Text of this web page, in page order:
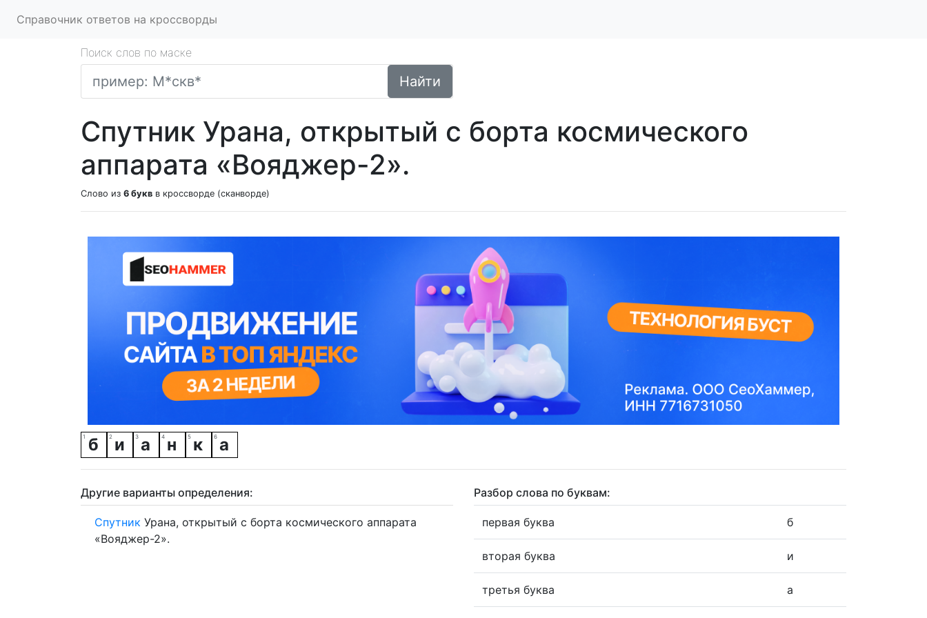
Справочник ответов на кроссворды
Поиск слов по маске
Найти
Спутник Урана, открытый с борта космического
аппарата «Вояджер-2».
Слово из 6 букв в кроссворде (сканворде)
б и а н к а
Другие варианты определения:
Спутник Урана, открытый с борта космического аппарата
«Вояджер-2».
Разбор слова по буквам:
первая буква б
вторая буква и
третья буква а